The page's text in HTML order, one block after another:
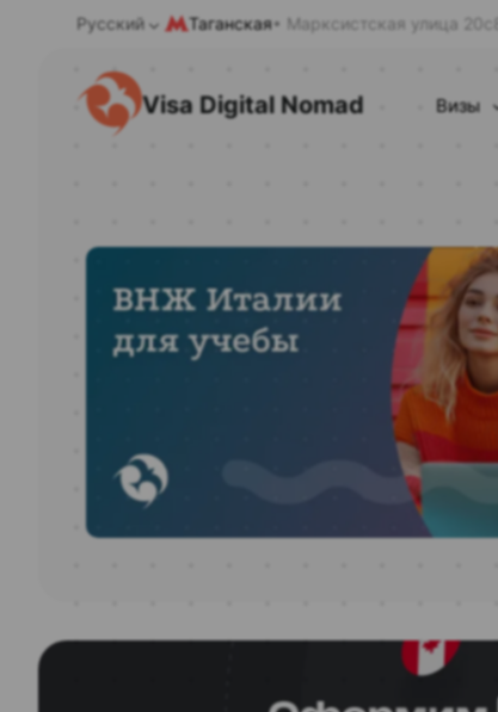
Русский Таганская• Марксистская улица 20с8
Visa Digital Nomad Визы